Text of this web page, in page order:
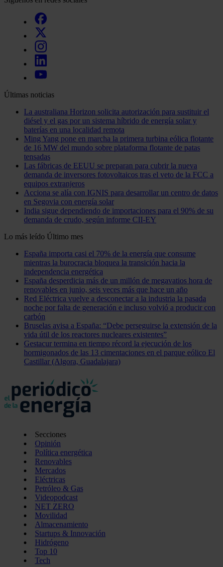
Últimas noticias
La australiana Horizon solicita autorización para sustituir el
diésel y el gas por un sistema híbrido de energía solar y
baterías en una localidad remota
Ming Yang pone en marcha la primera turbina eólica flotante
de 16 MW del mundo sobre plataforma flotante de patas
tensadas
Las fábricas de EEUU se preparan para cubrir la nueva
demanda de inversores fotovoltaicos tras el veto de la FCC a
equipos extranjeros
Acciona se alía con IGNIS para desarrollar un centro de datos
en Segovia con energía solar
India sigue dependiendo de importaciones para el 90% de su
demanda de crudo, según informe CII-EY
Lo más leído Último mes
España importa casi el 70% de la energía que consume
mientras la burocracia bloquea la transición hacia la
independencia energética
España desperdicia más de un millón de megavatios hora de
renovables en junio, seis veces más que hace un año
Red Eléctrica vuelve a desconectar a la industria la pasada
noche por falta de generación e incluso volvió a producir con
carbón
Bruselas avisa a España: “Debe perseguirse la extensión de la
vida útil de los reactores nucleares existentes”
Gestacur termina en tiempo récord la ejecución de los
hormigonados de las 13 cimentaciones en el parque eólico El
Castillar (Algora, Guadalajara)
Secciones
Opinión
Política energética
Renovables
Mercados
Eléctricas
Petróleo & Gas
Videopodcast
NET ZERO
Movilidad
Almacenamiento
Startups & Innovación
Hidrógeno
Top 10
Tech